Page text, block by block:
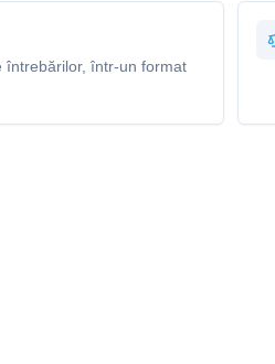
întrebărilor, într-un format